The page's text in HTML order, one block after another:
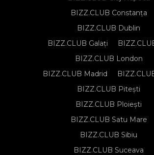
BIZZ.CLUB Constanța
BIZZ.CLUB Dublin
BIZZ.CLUB Galați
BIZZ.CLUB London
BIZZ.CLUB Madrid
BIZZ.CLUB Pitești
BIZZ.CLUB Ploiești
BIZZ.CLUB Satu Mare
BIZZ.CLUB Sibiu
BIZZ.CLUB Suceava